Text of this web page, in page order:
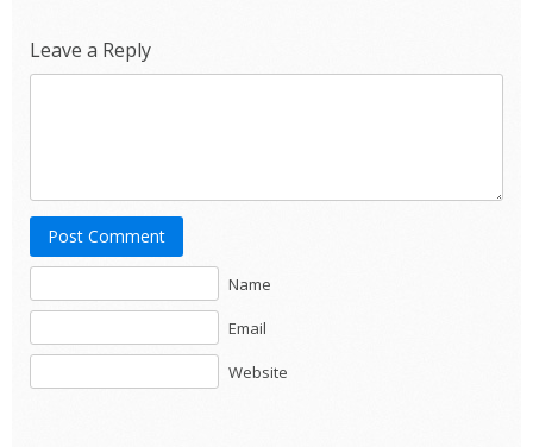
Leave a Reply
Post Comment
Name
Email
Website